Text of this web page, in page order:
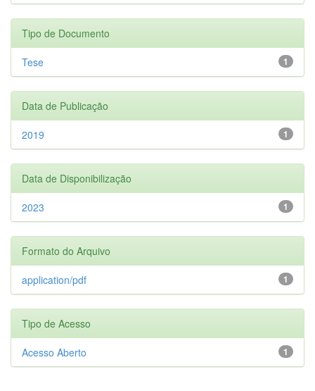
Tipo de Documento
1
Tese
Data de Publicação
1
2019
Data de Disponibilização
1
2023
Formato do Arquivo
1
application/pdf
Tipo de Acesso
1
Acesso Aberto